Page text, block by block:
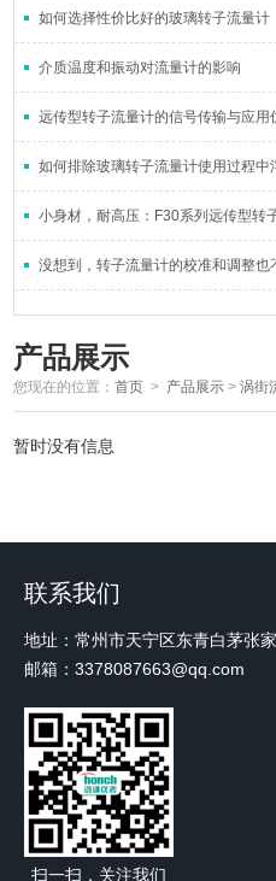
如何选择性价比好的玻璃转子流量计
介质温度和振动对流量计的影响
远传型转子流量计的信号传输与应用
如何排除玻璃转子流量计使用过程中
小身材，耐高压：F30系列远传型转
没想到，转子流量计的校准和调整也
产品展示
您现在的位置：首页 > 产品展示 >涡街
暂时没有信息
联系我们
地址：常州市天宁区东青白茅张
邮箱：3378087663@qq.com
扫一扫，关注我们